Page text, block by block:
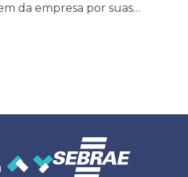
da empresa por suas